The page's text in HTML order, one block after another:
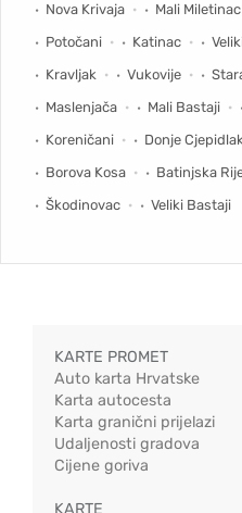
Nova Krivaja
Mali Miletinac
Potočani
Katinac
Kravljak
Vukovije
Maslenjača
Mali Bastaji
Koreničani
Donje
Borova Kosa
Batinjska
Škodinovac
Veliki Bastaji
KARTE PROMET
Auto karta Hrvatske
Karta autocesta
Karta granični prijelazi
Udaljenosti gradova
Cijene goriva
KARTE